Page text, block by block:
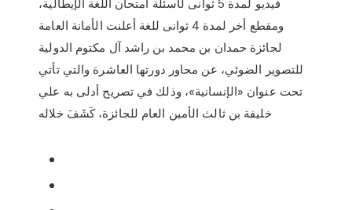
ومقطع أخر لمدة 4 ثوانى للغة أعلنت الأمانة العامة
لجائزة حمدان بن محمد بن راشد آل مكتوم الدولية
للتصوير الضوئي، عن محاور دورتها العاشرة والتي تأتي
تحت عنوان «الإنسانية»، وذلك في تصريح أدلى به علي
خليفة بن ثالث الأمين العام للجائزة، كَشَفَ خلاله